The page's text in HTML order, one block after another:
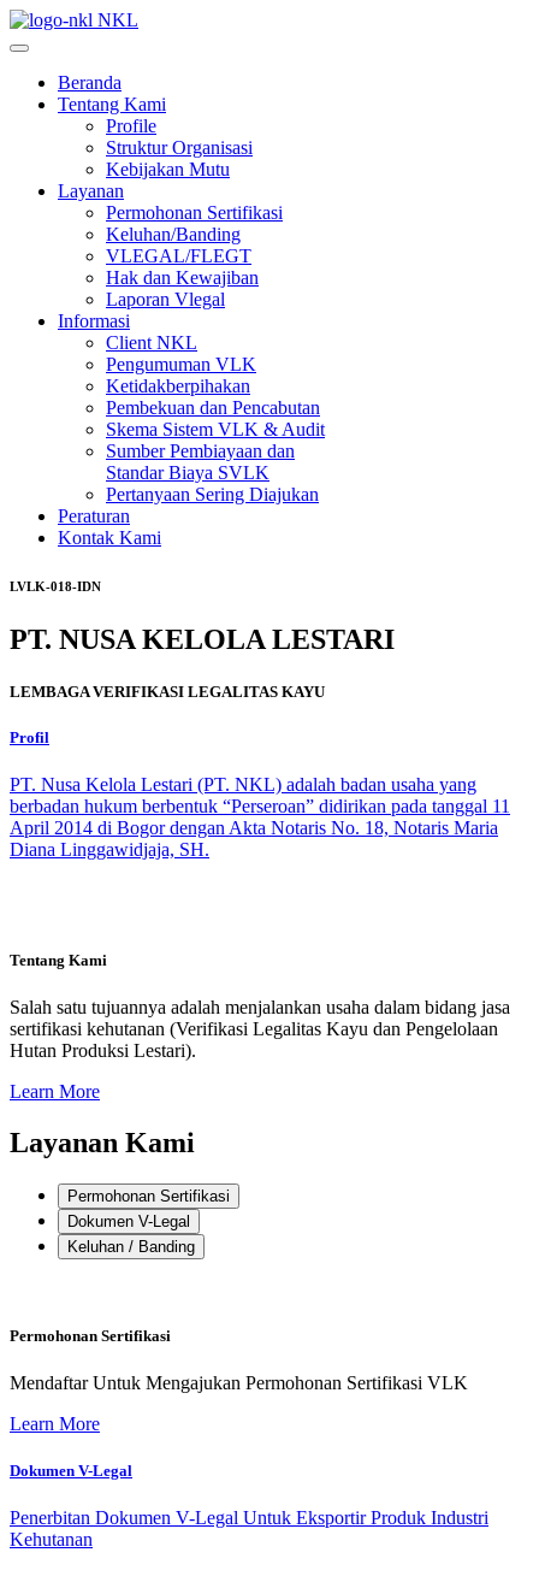
NKL
Beranda
Tentang Kami
Profile
Struktur Organisasi
Kebijakan Mutu
Layanan
Permohonan Sertifikasi
Keluhan/Banding
VLEGAL/FLEGT
Hak dan Kewajiban
Laporan Vlegal
Informasi
Client NKL
Pengumuman VLK
Ketidakberpihakan
Pembekuan dan Pencabutan
Skema Sistem VLK & Audit
Sumber Pembiayaan dan
Standar Biaya SVLK
Pertanyaan Sering Diajukan
Peraturan
Kontak Kami
LVLK-018-IDN
PT. NUSA KELOLA LESTARI
LEMBAGA VERIFIKASI LEGALITAS KAYU
Profil
PT. Nusa Kelola Lestari (PT. NKL) adalah badan usaha yang
berbadan hukum berbentuk “Perseroan” didirikan pada tanggal 11
April 2014 di Bogor dengan Akta Notaris No. 18, Notaris Maria
Diana Linggawidjaja, SH.
Tentang Kami
Salah satu tujuannya adalah menjalankan usaha dalam bidang jasa
sertifikasi kehutanan (Verifikasi Legalitas Kayu dan Pengelolaan
Hutan Produksi Lestari).
Learn More
Layanan Kami
Permohonan Sertifikasi
Dokumen V-Legal
Keluhan / Banding
Permohonan Sertifikasi
Mendaftar Untuk Mengajukan Permohonan Sertifikasi VLK
Learn More
Dokumen V-Legal
Penerbitan Dokumen V-Legal Untuk Eksportir Produk Industri
Kehutanan